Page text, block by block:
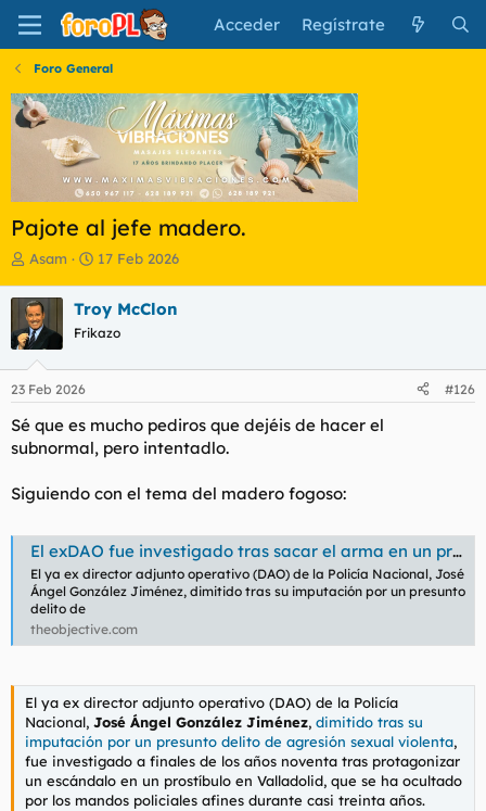
Acceder Regístrate
Foro General
Pajote al jefe madero.
I
i
c
i
a
d
o
d
e
t
a
Asam
F
h
a
e
i
c
o
17 Feb 2026
Troy McClon
Frikazo
23 Feb 2026 #126
Sé que es mucho pediros que dejéis de hacer el
subnormal, pero intentadlo.
Siguiendo con el tema del madero fogoso:
El exDAO fue investigado tras sacar el arma en un prostíbulo, pero se tapó el caso
El ya ex director adjunto operativo (DAO) de la Policía Nacional, José
Ángel González Jiménez, dimitido tras su imputación por un presunto
delito de
theobjective.com
El ya ex director adjunto operativo (DAO) de la Policía
Nacional, José Ángel González Jiménez, dimitido tras su
imputación por un presunto delito de agresión sexual violenta,
fue investigado a finales de los años noventa tras protagonizar
un escándalo en un prostíbulo en Valladolid, que se ha ocultado
por los mandos policiales afines durante casi treinta años.